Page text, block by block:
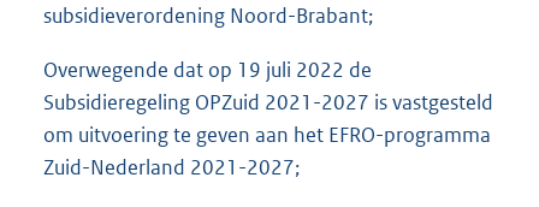
subsidieverordening Noord-Brabant;
Overwegende dat op 19 juli 2022 de
Subsidieregeling OPZuid 2021-2027 is vastgesteld
om uitvoering te geven aan het EFRO-programma
Zuid-Nederland 2021-2027;